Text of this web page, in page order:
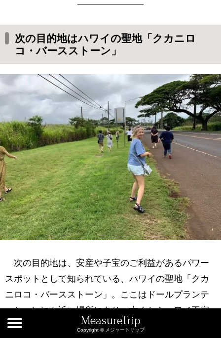
次の目的地はハワイの聖地「クカニロ
コ・バースストーン」
次の目的地は、安産や子宝のご利益があるパワー
スポットとして知られている、ハワイの聖地「クカ
ニロコ・バースストーン」。ここはドールプランテ
ーションにも近い場所にあり、古くからハワイ王家
のゆかりの聖地として、ハワイの人の信仰を集める
MeasureTrip
Copyright © メジャートリップ